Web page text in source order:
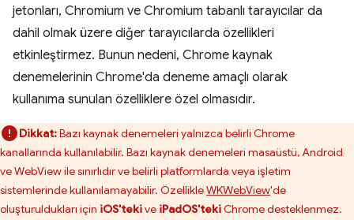
jetonları, Chromium ve Chromium tabanlı tarayıcılar da
dahil olmak üzere diğer tarayıcılarda özellikleri
etkinleştirmez. Bunun nedeni, Chrome kaynak
denemelerinin Chrome'da deneme amaçlı olarak
kullanıma sunulan özelliklere özel olmasıdır.
Dikkat:Bazı kaynak denemeleri yalnızca belirli Chrome
kanallarında kullanılabilir. Bazı kaynak denemeleri masaüstü, Android
ve WebView ile sınırlıdır ve belirli platformlarda veya işletim
sistemlerinde kullanılamayabilir. ÖzellikleWKWebView'de
oluşturuldukları için iOS'tekive iPadOS'tekiChrome desteklenmez.